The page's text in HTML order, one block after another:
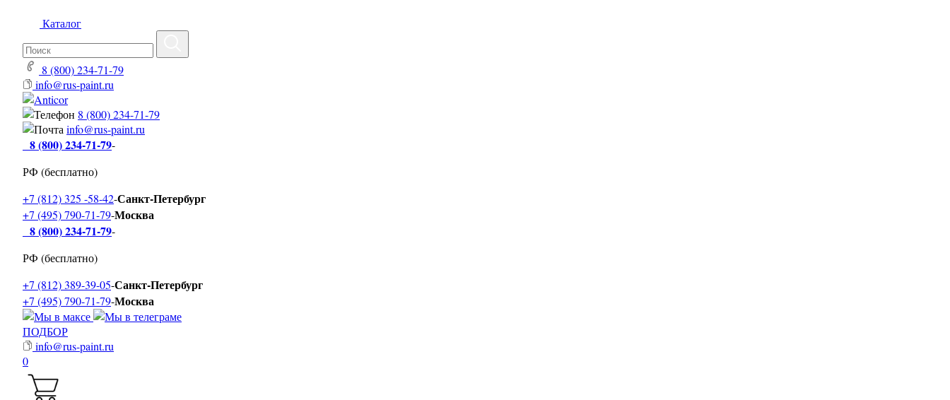
Каталог
8 (800) 234-71-79
info@rus-paint.ru
8 (800) 234-71-79
info@rus-paint.ru
8 (800) 234-71-79-
РФ (бесплатно)
+7 (812) 325 -58-42-Санкт-Петербург
+7 (495) 790-71-79-Москва
8 (800) 234-71-79-
РФ (бесплатно)
+7 (812) 389-39-05-Санкт-Петербург
+7 (495) 790-71-79-Москва
ПОДБОР
info@rus-paint.ru
0